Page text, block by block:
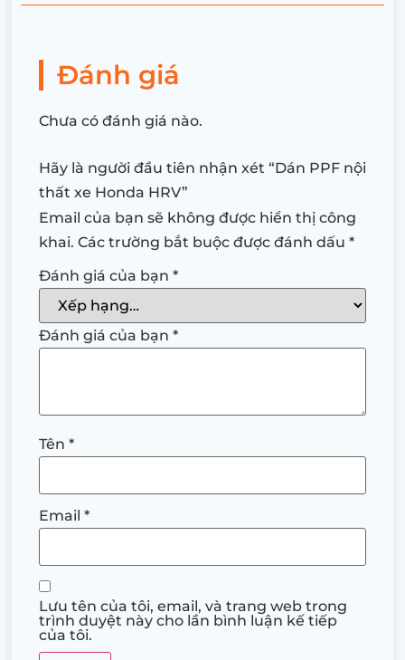
Đánh giá
Chưa có đánh giá nào.
Hãy là người đầu tiên nhận xét “Dán PPF nội
thất xe Honda HRV”
Email của bạn sẽ không được hiển thị công
khai. Các trường bắt buộc được đánh dấu *
Đánh giá của bạn *
Đánh giá của bạn *
Tên *
Email *
Lưu tên của tôi, email, và trang web trong
trình duyệt này cho lần bình luận kế tiếp
của tôi.